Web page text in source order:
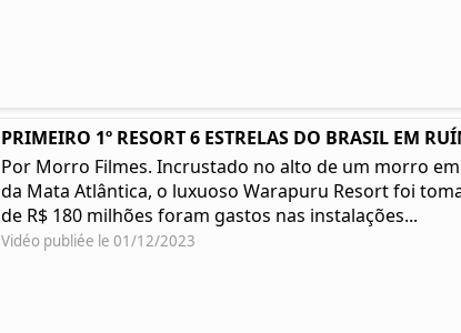
PRIMEIRO 1º RESORT 6 ESTRELAS DO BRASIL EM
Por Morro Filmes. Incrustado no alto de um morro
da Mata Atlântica, o luxuoso Warapuru Resort foi
de R$ 180 milhões foram gastos nas instalações...
Vidéo publiée le 01/12/2023